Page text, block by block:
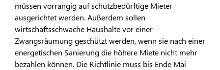
müssen vorrangig auf schutzbedürftige Mieter
ausgerichtet werden. Außerdem sollen
wirtschaftsschwache Haushalte vor einer
Zwangsräumung geschützt werden, wenn sie nach einer
energetischen Sanierung die höhere Miete nicht mehr
bezahlen können. Die Richtlinie muss bis Ende Mai